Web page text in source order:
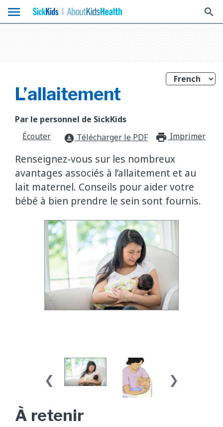
menu search
L’allaitement
Par le personnel de SickKids
Écouter
download_for_offline Télécharger le PDF Imprimer
Renseignez-vous sur les nombreux
avantages associés à l’allaitement et au
lait maternel. Conseils pour aider votre
bébé à bien prendre le sein sont fournis.
À retenir